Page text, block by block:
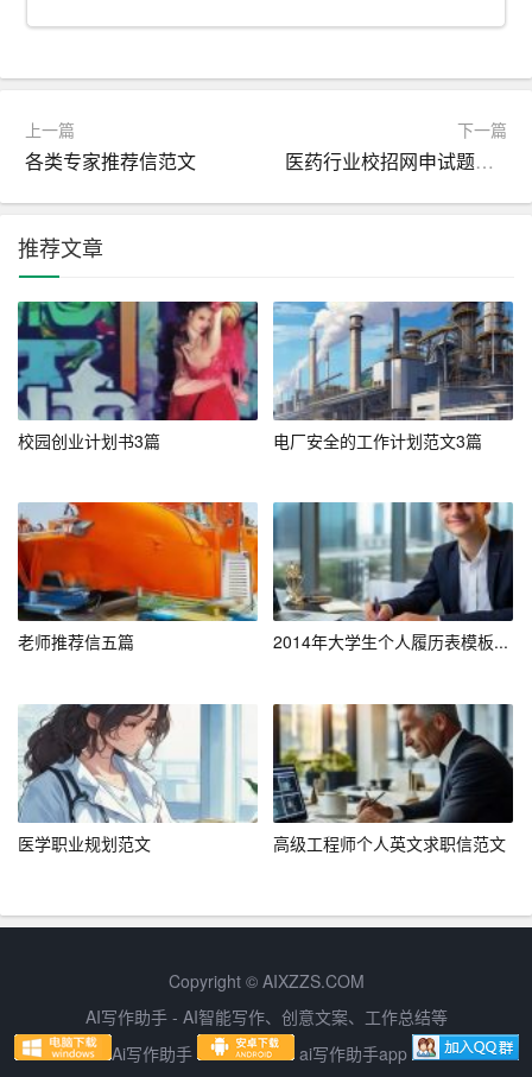
号与系统、网络技术等。同时，强调自己的计算机操作能
力、英语水平等。
职业发展的信心和决心。
3. 结尾部分
– 感谢语：对招聘方阅读求职信表示感谢，表达自己期待
面试机会的愿望。
– 联系方式：提供自己的电话号码和电子邮件地址，方便
– 祝福语：对招聘方表示祝福，如“祝贵公司事业蒸蒸日
上，业务繁荣昌盛”。
三、写作实例
“`
尊敬的招聘经理：
您好！我叫李明，毕业于XX大学通信工程专业，硕士学
历。在浏览贵公司招聘信息后，我深感贵公司提供的“通信
我毫不犹豫地向您提交了我的求职信。
在大学期间，我系统地学习了通信原理、信号与系统、网
络技术等课程，成绩优异。同时，我积极参与各类实践项
目，如“XX通信系统设计与优化”项目，担任项目组长，负
责项目方案设计、设备调试和性能测试等工作。通过这些
上一篇
各类专家推荐信范文
下一篇
医药行业校招网申试题解题方法_网申技巧
推荐文章
校园创业计划书3篇 电厂安全的工作计划范文3篇
老师推荐信五篇 2014年大学生个人履历表模板...
医学职业规划范文 高级工程师个人英文求职信范文
Copyright © AIXZZS.COM
AI写作助手 - AI智能写作、创意文案、工作总结等
Ai写作助手
ai写作助手app